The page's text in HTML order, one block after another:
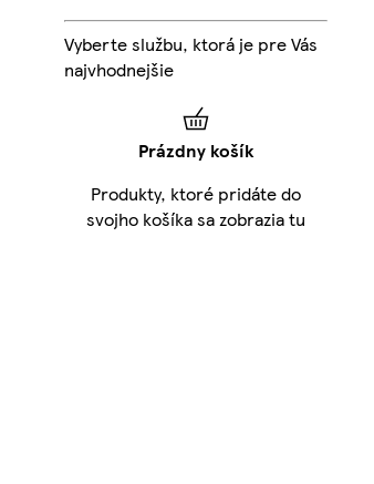
Vyberte službu, ktorá je pre Vás
najvhodnejšie
Prázdny košík
Produkty, ktoré pridáte do
svojho košíka sa zobrazia tu